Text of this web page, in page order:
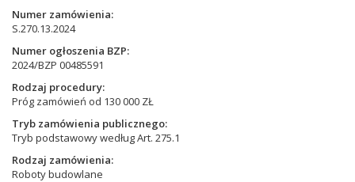
Numer zamówienia
S.270.13.2024
Numer ogłoszenia BZP
2024/BZP 00485591
Rodzaj procedury
Próg zamówień od 130 000 ZŁ
Tryb zamówienia publicznego
Tryb podstawowy według Art. 275.1
Rodzaj zamówienia
Roboty budowlane